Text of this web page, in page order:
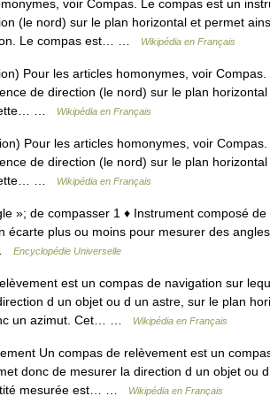
voir Compas. Le compas est un
(le nord) sur le plan horizontal et permet
Le compas est… …
Wikipédia en Français
Pour les articles homonymes, voir Compas.
de direction (le nord) sur le plan
…
Wikipédia en Français
Pour les articles homonymes, voir Compas.
de direction (le nord) sur le plan
…
Wikipédia en Français
»; de compasser 1 ♦ Instrument composé de
écarte plus ou moins pour mesurer des
Encyclopédie Universelle
est un compas de navigation sur
d un objet ou d un astre, sur le plan
un azimut. Cet… …
Wikipédia en Français
Un compas de relèvement est un
donc de mesurer la direction d un objet ou
mesurée est… …
Wikipédia en Français